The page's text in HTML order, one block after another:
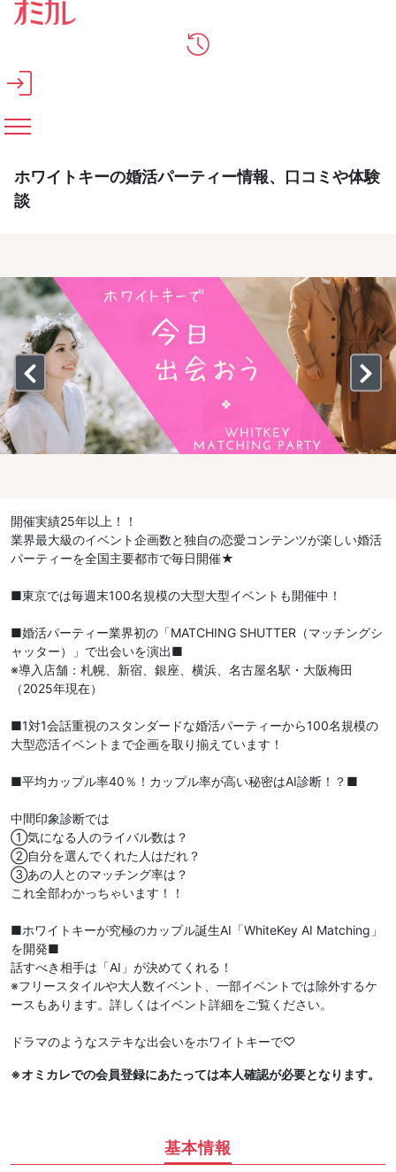
メインコンテンツへスキップ
ホワイトキーの婚活パーティー情報、口コミや体験
談
開催実績25年以上！！
業界最大級のイベント企画数と独自の恋愛コンテンツが楽しい婚活
パーティーを全国主要都市で毎日開催★
■東京では毎週末100名規模の大型大型イベントも開催中！
■婚活パーティー業界初の「MATCHING SHUTTER（マッチングシ
ャッター）」で出会いを演出■
※導入店舗：札幌、新宿、銀座、横浜、名古屋名駅・大阪梅田
（2025年現在）
■1対1会話重視のスタンダードな婚活パーティーから100名規模の
大型恋活イベントまで企画を取り揃えています！
■平均カップル率40％！カップル率が高い秘密はAI診断！？■
中間印象診断では
①気になる人のライバル数は？
②自分を選んでくれた人はだれ？
③あの人とのマッチング率は？
これ全部わかっちゃいます！！
■ホワイトキーが究極のカップル誕生AI「WhiteKey AI Matching」
を開発■
話すべき相手は「AI」が決めてくれる！
※フリースタイルや大人数イベント、一部イベントでは除外するケ
ースもあります。詳しくはイベント詳細をご覧ください。
ドラマのようなステキな出会いをホワイトキーで♡
※オミカレでの会員登録にあたっては本人確認が必要となります。
基本情報